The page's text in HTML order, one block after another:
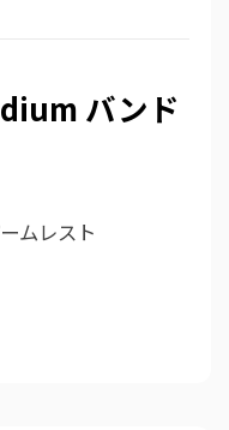
バンド
ムレスト